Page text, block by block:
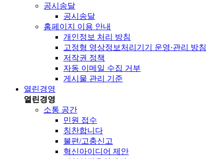
공시송달
공시송달
홈페이지 이용 안내
개인정보 처리 방침
고정형 영상정보처리기기 운영·관리 방침
저작권 정책
자동 이메일 수집 거부
게시물 관리 기준
열린경영
열린경영
소통 공간
민원 접수
칭찬합니다
불편/고충신고
혁신아이디어 제안